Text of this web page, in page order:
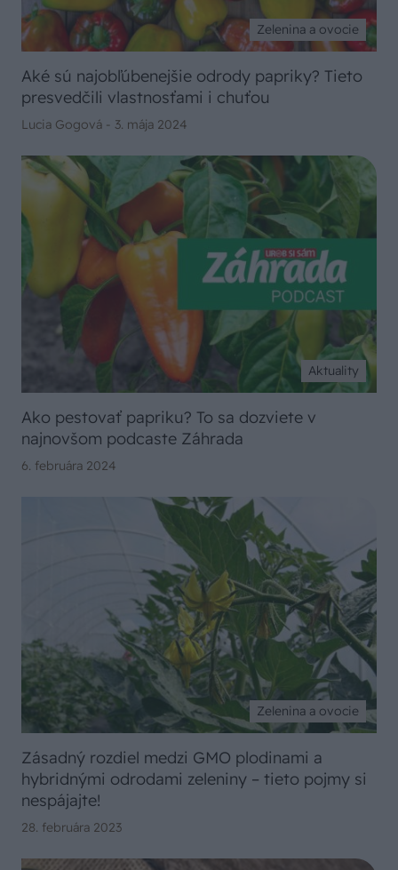
Zelenina a ovocie
Aké sú najobľúbenejšie odrody papriky? Tieto
presvedčili vlastnosťami i chuťou
Lucia Gogová - 3. mája 2024
Aktuality
Ako pestovať papriku? To sa dozviete v
najnovšom podcaste Záhrada
6. februára 2024
Zelenina a ovocie
Zásadný rozdiel medzi GMO plodinami a
hybridnými odrodami zeleniny – tieto pojmy si
nespájajte!
28. februára 2023